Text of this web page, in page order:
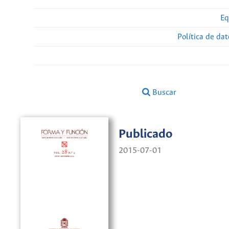
Política de
Buscar
Publicado
2015-07-01